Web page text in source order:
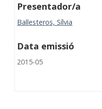
Presentador/a
Ballesteros, Sílvia
Data emissió
2015-05